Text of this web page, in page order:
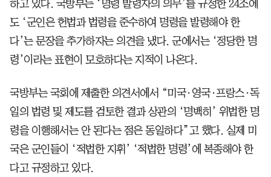
하고 있다. 국방부는 ‘명령 발령자의 의무’를 규정한 24조에
도 ‘군인은 헌법과 법령을 준수하여 명령을 발령해야 한
다’는 문장을 추가하자는 의견을 냈다. 군에서는 ‘정당한 명
령’이라는 표현이 모호하다는 지적이 나온다.
국방부는 국회에 제출한 의견서에서 “미국·영국·프랑스·독
일의 법령 및 제도를 검토한 결과 상관의 ‘명백히’ 위법한 명
령을 이행해서는 안 된다는 점은 동일하다”고 했다. 실제 미
국은 군인들이 ‘적법한 지휘’ ‘적법한 명령’에 복종해야 한
다고 규정하고 있다.